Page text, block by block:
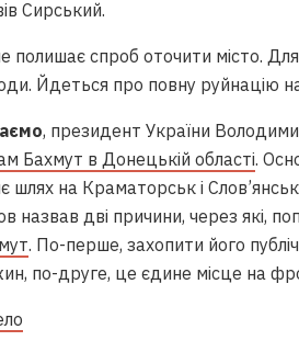
Сирський.
полишає спроб оточити місто.
Йдеться про повну руйнацію
, президент України
Бахмут в Донецькій області.
шлях на Краматорськ і
назвав дві причини, через які,
. По-перше, захопити його
по-друге, це єдине місце на